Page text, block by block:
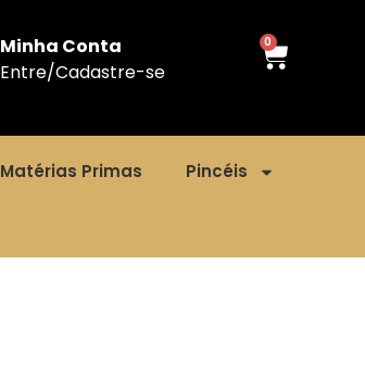
Minha Conta
Entre/Cadastre-se
0
Matérias Primas Pincéis